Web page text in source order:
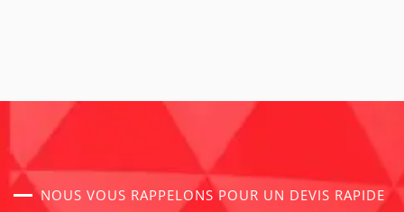
NOUS VOUS RAPPELONS POUR UN DEVIS RAPIDE